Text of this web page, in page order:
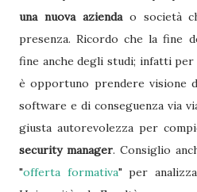
una nuova aziendao società
presenza. Ricordo che la fine
fine anche degli studi; infatti
è opportuno prendere visione
software e di conseguenza via
giusta autorevolezza per
security manager. Consiglio
"offerta formativa" per